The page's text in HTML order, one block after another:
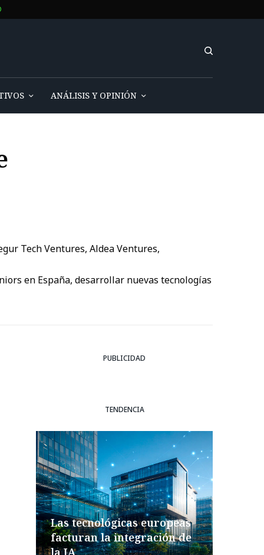
ANÁLISIS Y OPINIÓN
Tech Ventures, Aldea Ventures,
en España, desarrollar nuevas tecnologías
PUBLICIDAD
TENDENCIA
Las tecnológicas europeas
facturan la integración de
la IA